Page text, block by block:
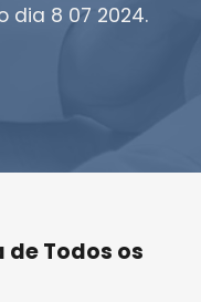
dia 8 07 2024.
de Todos os